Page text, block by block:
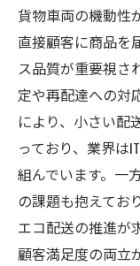
貨物車両の機動性
直接顧客に商品を
ス品質が重要視さ
定や再配達への対
により、小さい配
っており、業界は
組んでいます。一
の課題も抱えてお
エコ配送の推進が
顧客満足度の両立